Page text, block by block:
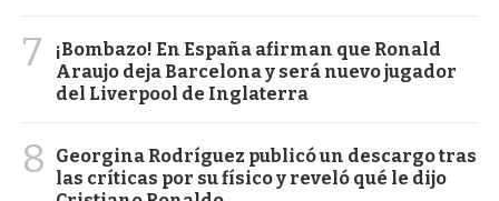
7
¡Bombazo! En España afirman que Ronald
Araujo deja Barcelona y será nuevo jugador
del Liverpool de Inglaterra
8
Georgina Rodríguez publicó un descargo tras
las críticas por su físico y reveló qué le dijo